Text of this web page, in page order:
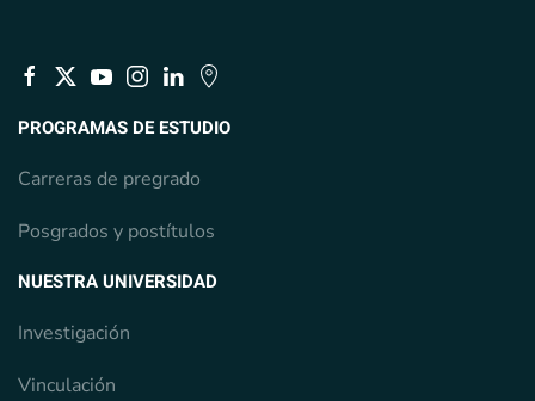
PROGRAMAS DE ESTUDIO
Carreras de pregrado
Posgrados y postítulos
NUESTRA UNIVERSIDAD
Investigación
Vinculación